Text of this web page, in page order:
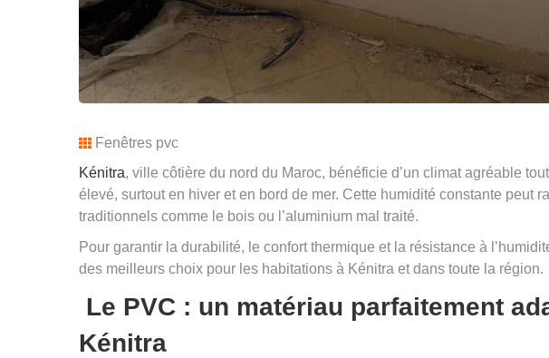
Fenêtres pvc
Kénitra, ville côtière du nord du Maroc, bénéficie d’un climat agréable
élevé, surtout en hiver et en bord de mer. Cette humidité constante peut
traditionnels comme le bois ou l’aluminium mal traité.
Pour garantir la durabilité, le confort thermique et la résistance à
des meilleurs choix pour les habitations à Kénitra et dans toute la région.
Le PVC : un matériau parfaitement
Kénitra